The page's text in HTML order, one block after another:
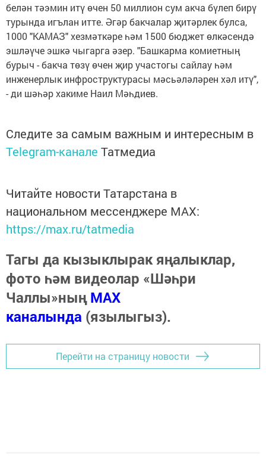
белән тәэмин итү өчен 50 миллион сум акча бүлеп бирү
турында игълан итте. Әгәр бакчалар җитәрлек булса,
1000 "КАМАЗ" хезмәткәре һәм 1500 бюджет өлкәсендә
эшләүче эшкә чыгарга әзер. "Башкарма комиетның
бурыч - бакча төзү өчен җир участогы сайлау һәм
инженерлык инфроструктурасы мәсьәләләрен хәл итү",
- ди шәһәр хакиме Наил Мәһдиев.
Следите за самым важным и интересным в
Telegram-канале Татмедиа
Читайте новости Татарстана в
национальном мессенджере MАХ:
https://max.ru/tatmedia
Тагы да кызыклырак яңалыклар,
фото һәм видеолар «Шәһри
Чаллы»ныңMAX
каналында (язылыгыз).
Перейти на страницу новости